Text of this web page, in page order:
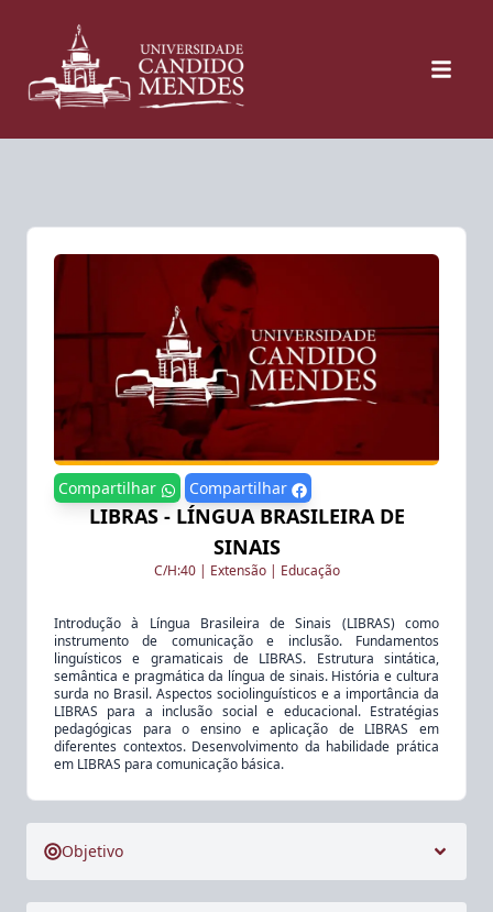
Compartilhar Compartilhar
LIBRAS - LÍNGUA BRASILEIRA DE
SINAIS
C/H:40| Extensão| Educação
Introdução à Língua Brasileira de Sinais (LIBRAS) como
instrumento de comunicação e inclusão. Fundamentos
linguísticos e gramaticais de LIBRAS. Estrutura sintática,
semântica e pragmática da língua de sinais. História e cultura
surda no Brasil. Aspectos sociolinguísticos e a importância da
LIBRAS para a inclusão social e educacional. Estratégias
pedagógicas para o ensino e aplicação de LIBRAS em
diferentes contextos. Desenvolvimento da habilidade prática
em LIBRAS para comunicação básica.
Objetivo